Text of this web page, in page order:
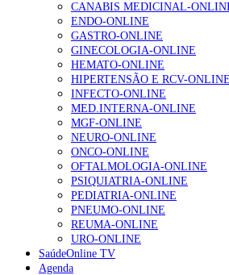
Alguns milhares de utentes
família com nova regras do
175 visualizações
Quase quatro em cada dez
apresentavam níveis elevados
86 visualizações
“Os programas de rastreio do
custo-efetivos e representam
sustentável para os sistemas de
66 visualizações
CANABIS MEDICINAL-
ENDO-ONLINE
GASTRO-ONLINE
GINECOLOGIA-ONLINE
HEMATO-ONLINE
HIPERTENSÃO E RCV-ONLINE
INFECTO-ONLINE
MED.INTERNA-ONLINE
MGF-ONLINE
NEURO-ONLINE
ONCO-ONLINE
OFTALMOLOGIA-ONLINE
PSIQUIATRIA-ONLINE
PEDIATRIA-ONLINE
PNEUMO-ONLINE
REUMA-ONLINE
URO-ONLINE
SaúdeOnline TV
Agenda